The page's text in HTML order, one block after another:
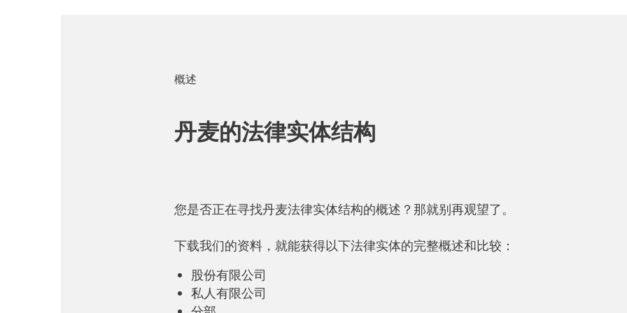
同期内）接收订单（但不是发票），管理工作或特定业务活动的执行。外国代
注册。代表处通常不受丹麦公司税收的约束。
概述
丹麦的法律实体结构
您是否正在寻找丹麦法律实体结构的概述？那就别再观望了。
下载我们的资料，就能获得以下法律实体的完整概述和比较：
股份有限公司
私人有限公司